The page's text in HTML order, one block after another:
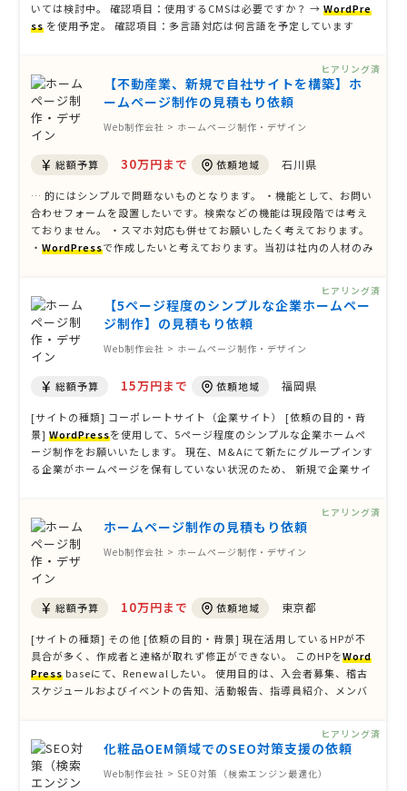
いては検討中。 確認項目：使用するCMSは必要ですか？ →WordPre
ss を使用予定。 確認項目：多言語対応は何言語を予定しています
【不動産業、新規で自社サイトを構築】ホ
ームページ制作の見積もり依頼
Web制作会社 > ホームページ制作・デザイン
総額予算 30万円まで 依頼地域 石川県
… 的にはシンプルで問題ないものとなります。 ・機能として、お問い
合わせフォームを設置したいです。検索などの機能は現段階では考え
ておりません。 ・スマホ対応も併せてお願いしたく考えております。
・WordPressで作成したいと考えております。当初は社内の人材のみ
ります。 【納 …
ヒアリング済
【5ページ程度のシンプルな企業ホームペー
ジ制作】の見積もり依頼
Web制作会社 > ホームページ制作・デザイン
総額予算 15万円まで 依頼地域 福岡県
[サイトの種類] コーポレートサイト（企業サイト） [依頼の目的・背
景]WordPressを使用して、5ページ程度のシンプルな企業ホームペ
ージ制作をお願いいたします。 現在、M&Aにて新たにグループインす
る企業がホームページを保有していない状況のため、 新規で企業サイ
…
ヒアリング済
ホームページ制作の見積もり依頼
Web制作会社 > ホームページ制作・デザイン
総額予算 10万円まで 依頼地域 東京都
[サイトの種類] その他 [依頼の目的・背景] 現在活用しているHPが不
具合が多く、作成者と連絡が取れず修正ができない。 このHPをWord
Press baseにて、Renewalしたい。 使用目的は、入会者募集、稽古
スケジュールおよびイベントの告知、活動報告、指導員紹介、メンバ
ヒアリング済
化粧品OEM領域でのSEO対策支援の依頼
Web制作会社 > SEO対策（検索エンジン最適化）
ヒアリング済